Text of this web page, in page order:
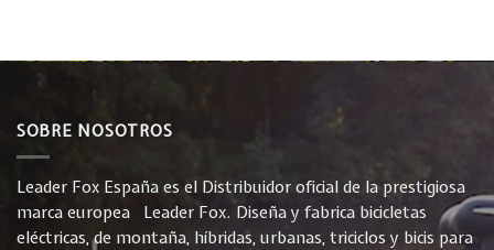
SOBRE NOSOTROS
Leader Fox España es el Distribuidor oficial de la prestigiosa
marca europea Leader Fox. Diseña y fabrica bicicletas
eléctricas, de montaña, híbridas, urbanas, triciclos y bicis para